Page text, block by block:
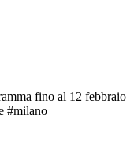
fino al 12 febbraio
#milano